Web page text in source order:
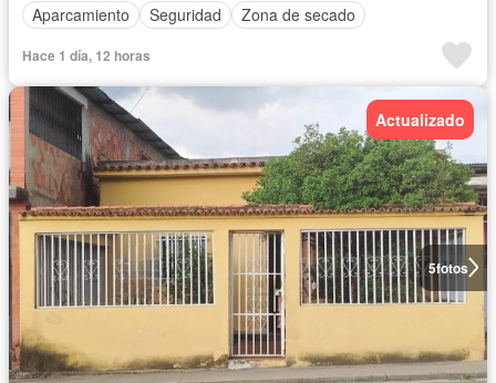
Aparcamiento
Seguridad Zona de secado
Hace 1 día, 12 horas
5fotos
Actualizado